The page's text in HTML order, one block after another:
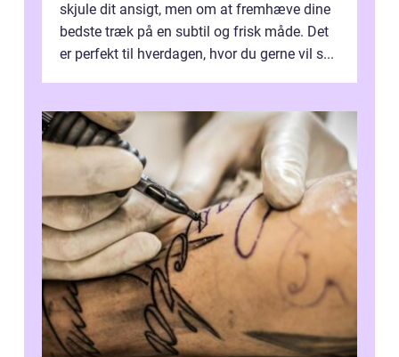
skjule dit ansigt, men om at fremhæve dine
bedste træk på en subtil og frisk måde. Det
er perfekt til hverdagen, hvor du gerne vil s...